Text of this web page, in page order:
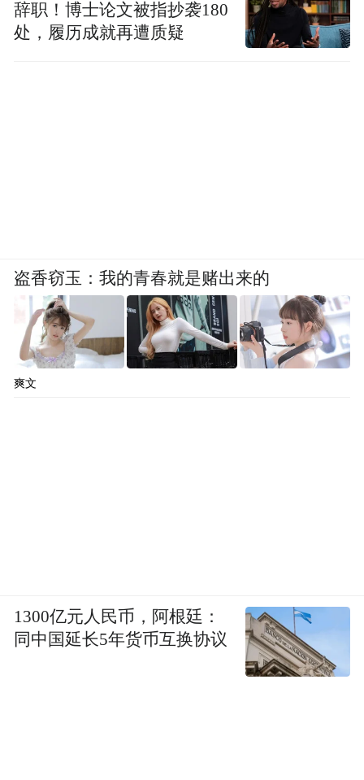
辞职！博士论文被指抄袭180
处，履历成就再遭质疑
盗香窃玉：我的青春就是赌出来的
爽文
1300亿元人民币，阿根廷：
同中国延长5年货币互换协议